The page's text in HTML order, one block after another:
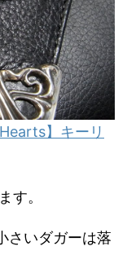
】キーリ
す。
さいダガーは落